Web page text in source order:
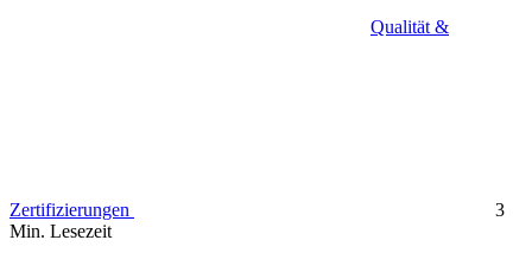
Qualität &
Zertifizierungen
3
Min. Lesezeit